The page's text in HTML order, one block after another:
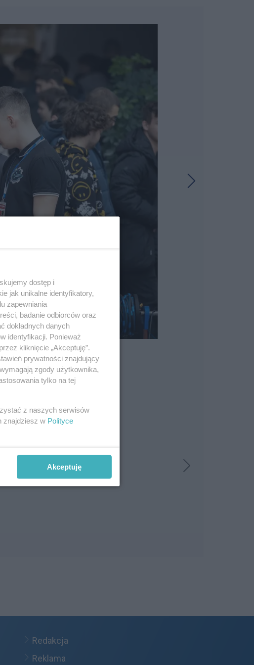
Redakcja
Reklama
dostęp i
jak unikalne identyfikatory,
zapewniania
badanie odbiorców oraz
dokładnych danych
identyfikacji. Ponieważ
kliknięcie „Akceptuję”.
prywatności znajdujący
zgody użytkownika,
tylko na tej
z naszych serwisów
znajdziesz w Polityce
Akceptuję